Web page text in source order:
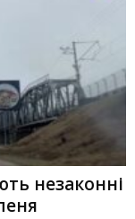
незаконні